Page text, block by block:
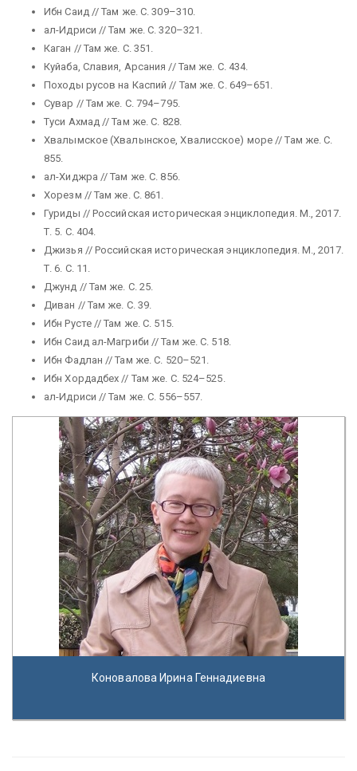
Ибн Саид // Там же. С. 309–310.
ал-Идриси // Там же. С. 320–321.
Каган // Там же. С. 351.
Куйаба, Славия, Арсания // Там же. С. 434.
Походы русов на Каспий // Там же. С. 649–651.
Сувар // Там же. С. 794–795.
Туси Ахмад // Там же. С. 828.
Хвалымское (Хвалынское, Хвалисское) море // Там же. С.
855.
ал-Хиджра // Там же. С. 856.
Хорезм // Там же. С. 861.
Гуриды // Российская историческая энциклопедия. М., 2017.
Т. 5. С. 404.
Джизья // Российская историческая энциклопедия. М., 2017.
Т. 6. С. 11.
Джунд // Там же. С. 25.
Диван // Там же. С. 39.
Ибн Русте // Там же. С. 515.
Ибн Саид ал-Магриби // Там же. С. 518.
Ибн Фадлан // Там же. С. 520–521.
Ибн Хордадбех // Там же. С. 524–525.
ал-Идриси // Там же. С. 556–557.
Коновалова Ирина Геннадиевна